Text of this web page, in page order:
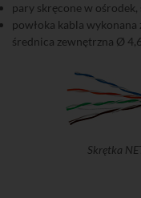
pary skręcone w
powłoka kabla
średnica zewnętrzna Ø
Skrętka